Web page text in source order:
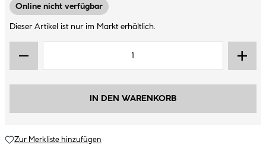
Online nicht verfügbar
Dieser Artikel ist nur im Markt erhältlich.
IN DEN WARENKORB
Zur Merkliste hinzufügen